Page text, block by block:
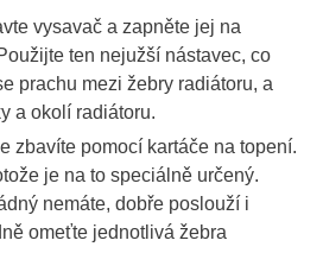
vysavač a zapněte jej na
ten nejužší nástavec, co
prachu mezi žebry radiátoru, a
a okolí radiátoru.
zbavíte pomocí kartáče na topení.
je na to speciálně určený.
nemáte, dobře poslouží i
omeťte jednotlivá žebra